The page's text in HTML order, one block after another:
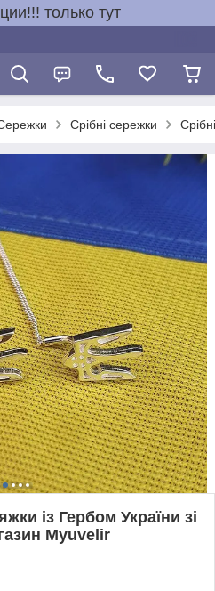
только тут
Срібні сережки
із Гербом України зі
Myuvelir